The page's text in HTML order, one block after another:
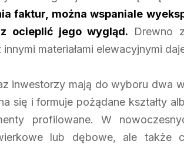
faktur, można wspaniale
ocieplić jego wygląd. Drewno
innymi materiałami elewacyjnymi
inwestorzy mają do wyboru dwa
się i formuje pożądane kształty
profilowane. W
lub dębowe, ale także